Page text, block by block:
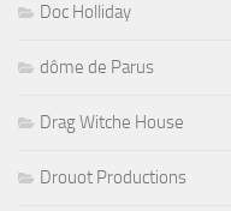
Doc Holliday
dôme de Parus
Drag Witche House
Drouot Productions